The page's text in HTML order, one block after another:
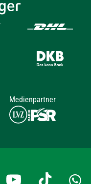
Medienpartner